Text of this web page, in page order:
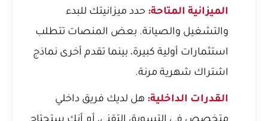
الميزانية المتاحة: حدد ميزانيتك للبدء
والتشغيل والصيانة. بعض المنصات تتطلب
استثمارات أولية كبيرة، بينما تقدم أخرى نماذج
اشتراك شهرية مرنة.
القدرات الداخلية: هل لديك فريق داخلي